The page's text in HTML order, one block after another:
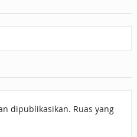
dipublikasikan. Ruas yang